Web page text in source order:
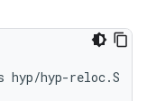
hyp/hyp-reloc.S